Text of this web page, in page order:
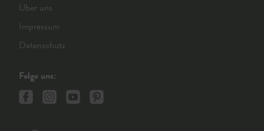
Über uns
Impressum
Datenschutz
Folge uns: